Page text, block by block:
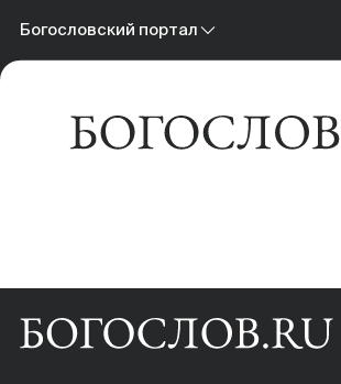
Богословский портал
Богословский портал
Новости
Научные